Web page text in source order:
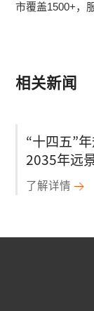
市覆盖1500+，
相关新闻
“十四五”
2035年远
要又给公
了解详情